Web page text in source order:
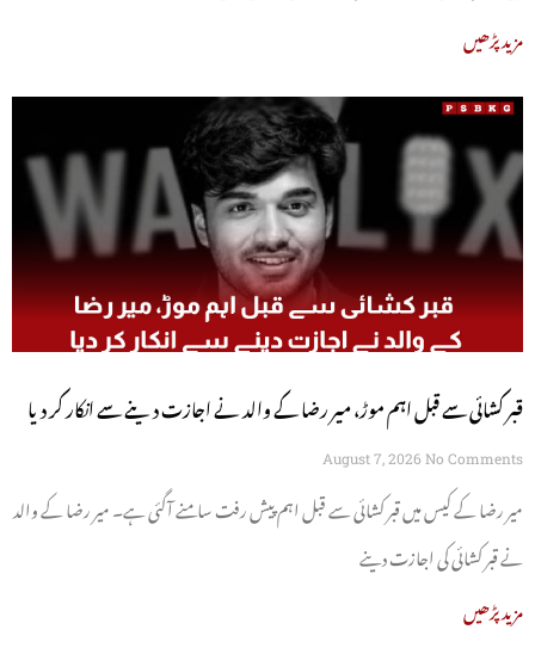
مزید پڑھیں
قبر کشائی سے قبل اہم موڑ، میر رضا کے والد نے اجازت دینے سے انکار کر دیا
August 7, 2026 No Comments
میر رضا کے کیس میں قبر کشائی سے قبل اہم پیش رفت سامنے آگئی ہے۔ میر رضا کے والد
نے قبر کشائی کی اجازت دینے
مزید پڑھیں